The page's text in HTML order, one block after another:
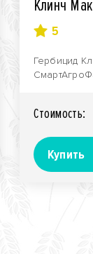
Клинч
5
Гербицид
Стоимость:
Купить